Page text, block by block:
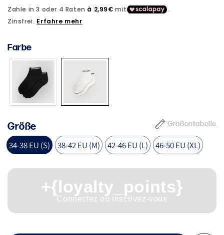
Farbe
Größentabelle
Größe
34-38 EU (S) 38-42 EU (M) 42-46 EU (L) 46-50 EU (XL)
+{loyalty_points}
Connectez ou inscrivez-vous